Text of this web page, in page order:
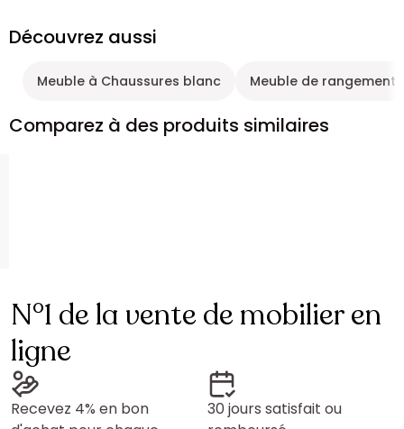
Découvrez aussi
Meuble à Chaussures blanc Meuble de rangement
Comparez à des produits similaires
N°1 de la vente de mobilier en
ligne
Recevez 4% en bon
30 jours satisfait ou